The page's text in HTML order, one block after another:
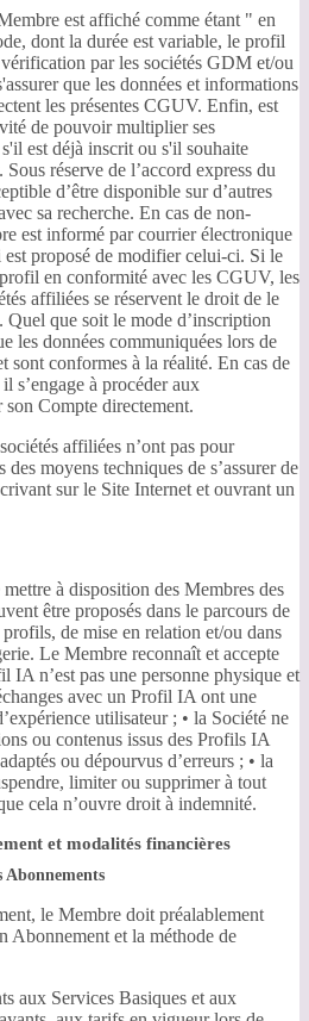
est affiché comme étant " en
dont la durée est variable, le profil
par les sociétés GDM et/ou
que les données et informations
les présentes CGUV. Enfin, est
de pouvoir multiplier ses
est déjà inscrit ou s'il souhaite
réserve de l’accord express du
d’être disponible sur d’autres
sa recherche. En cas de non-
est informé par courrier électronique
proposé de modifier celui-ci. Si le
en conformité avec les CGUV, les
affiliées se réservent le droit de le
que soit le mode d’inscription
les données communiquées lors de
sont conformes à la réalité. En cas de
s’engage à procéder aux
son Compte directement.
affiliées n’ont pas pour
moyens techniques de s’assurer de
sur le Site Internet et ouvrant un
à disposition des Membres des
être proposés dans le parcours de
de mise en relation et/ou dans
Le Membre reconnaît et accepte
IA n’est pas une personne physique et
avec un Profil IA ont une
utilisateur ; • la Société ne
ou contenus issus des Profils IA
ou dépourvus d’erreurs ; • la
limiter ou supprimer à tout
cela n’ouvre droit à indemnité.
et modalités financières
Abonnements
le Membre doit préalablement
Abonnement et la méthode de
aux Services Basiques et aux